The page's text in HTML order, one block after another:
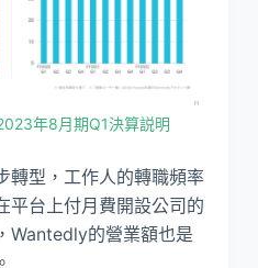
年8月期Q1決算説明
轉型，工作人的轉職頻率
平台上付月費開設公司的
Wantedly的營業額也是